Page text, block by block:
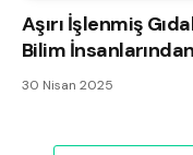
Aşırı İşlenmiş
Bilim
30 Nisan 2025